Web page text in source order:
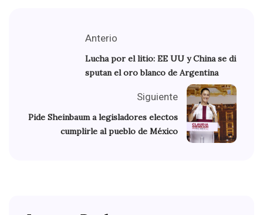
Anterio
Lucha por el litio: EE UU y China se di
sputan el oro blanco de Argentina
Siguiente
Pide Sheinbaum a legisladores electos
cumplirle al pueblo de México